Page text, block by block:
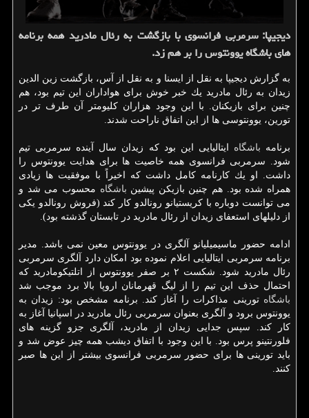
دیجیپا: سرمربی فرانسوی با بازگشت به رئال مادرید همه برنامه
های باشگاه یوونتوس را بر هم زد.
به گزارش دیجیپا به نقل از ایسنا و به نقل از آس، بازگشت زین الدین
زیدان به رئال مادرید یك خبر خوش برای هواداران این تیم بود، هم
چنین برای بازیكنان. با این وجود هزاران كلیومتر آن طرف تر در
تورین، یوونتوسی ها از این اتفاق ناراحت شدند.
برنامه باشگاه ایتالیایی این بود كه زیدان سال آینده سرمربی تیم
شود. سرمربی فرانسوی همه خاصیت ها برای هدایت یوونتوس را
داشت. او یك كارنامه كامل داشت كه اخیراً با موفقیت ها زیادی
همراه شده بود. هم چنین بازیكن پیشین باشگاه محسوب می شد و
می توانست دوباره با كریستیانو رونالدو كار كند (فروش رونالدو یكی
از دلیلهای استعفای زیدان از رئال مادرید در تابستان گذشته بود).
ادامه حضور ماسیمیلیانو آلگری در یوونتوس معین نمی باشد. مدیر
برنامه سرمربی ایتالیایی اعلام نموده بود امكان دارد آلگری سرمربی
رئال مادرید شود. شكست ۲ بر صفر یوونتوس از اتلتیكومادرید كه
احتمال حذف این تیم را از لیگ قهرمانان اروپا بالا برد موجب شد
باشگاه تورینی مذاكرات را آغاز كند. برنامه مشخص بود: زیدان به
یوونتوس برود و آلگری بعنوان سرمربی رئال مادرید در اسپانیا آغاز به
كار كند. سپس جدایی زیدان از مادرید، آلگری جزو گزینه های
فلورنتینو پرس بود. با این وجود با اتفاق دیشب همه چیز عوض شد و
باید تورینی ها برای حضور سرمربی فرانسوی بیشتر از این ها صبر
كنند.